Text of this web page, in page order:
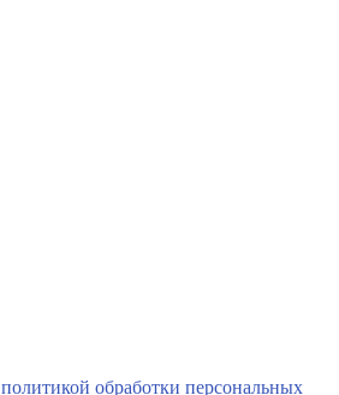
политикой обработки персональных